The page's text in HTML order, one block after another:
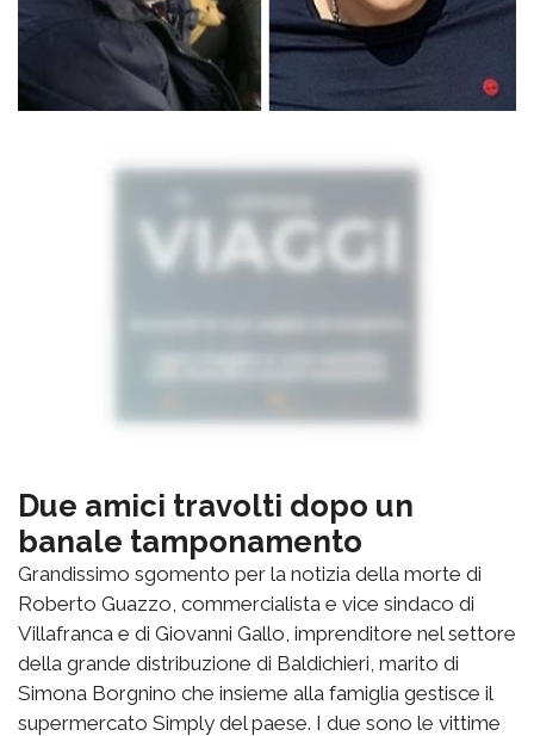
Due amici travolti dopo un
banale tamponamento
Grandissimo sgomento per la notizia della morte di
Roberto Guazzo, commercialista e vice sindaco di
Villafranca e di Giovanni Gallo, imprenditore nel settore
della grande distribuzione di Baldichieri, marito di
Simona Borgnino che insieme alla famiglia gestisce il
supermercato Simply del paese. I due sono le vittime